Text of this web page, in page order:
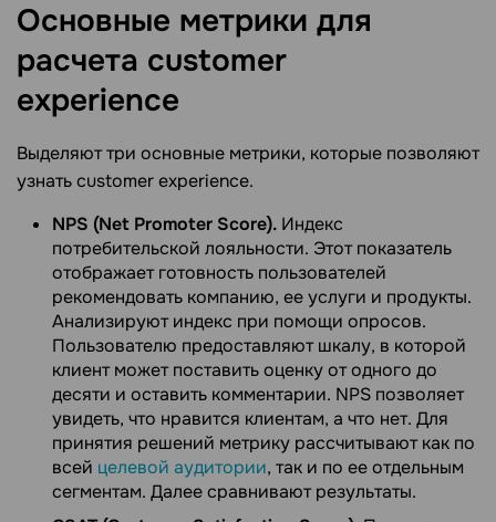
Основные метрики для
расчета customer
experience
Выделяют три основные метрики, которые позволяют
узнать customer experience.
NPS (Net Promoter Score). Индекс
потребительской лояльности. Этот показатель
отображает готовность пользователей
рекомендовать компанию, ее услуги и продукты.
Анализируют индекс при помощи опросов.
Пользователю предоставляют шкалу, в которой
клиент может поставить оценку от одного до
десяти и оставить комментарии. NPS позволяет
увидеть, что нравится клиентам, а что нет. Для
принятия решений метрику рассчитывают как по
всей целевой аудитории, так и по ее отдельным
сегментам. Далее сравнивают результаты.